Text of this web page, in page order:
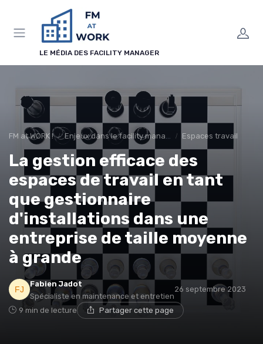
LE MÉDIA DES FACILITY MANAGER
FM at WORK ! Enjeux dans le facility management Espaces travail
La gestion efficace des
espaces de travail en tant
que gestionnaire
d'installations dans une
entreprise de taille moyenne
à grande
Fabien Jadot
Spécialiste en maintenance et entretien
26 septembre 2023
9 min de lecture Partager cette page
Panneau de gestion des cookies